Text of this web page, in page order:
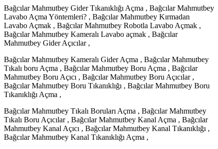
Bağcılar Mahmutbey Gider Tıkanıklığı Açma , Bağcılar Mahmutbey
Lavabo Açma Yöntemleri? , Bağcılar Mahmutbey Kırmadan
Lavabo Açmak , Bağcılar Mahmutbey Robotla Lavabo Açmak ,
Bağcılar Mahmutbey Kameralı Lavabo açmak , Bağcılar
Mahmutbey Gider Açıcılar ,
Bağcılar Mahmutbey Kameralı Gider Açma , Bağcılar Mahmutbey
Tıkalı boru Açma , Bağcılar Mahmutbey Boru Açma , Bağcılar
Mahmutbey Boru Açıcı , Bağcılar Mahmutbey Boru Açıcılar ,
Bağcılar Mahmutbey Boru Tıkanıklığı , Bağcılar Mahmutbey Boru
Tıkanıklığı Açma ,
Bağcılar Mahmutbey Tıkalı Boruları Açma , Bağcılar Mahmutbey
Tıkalı Boru Açıcılar , Bağcılar Mahmutbey Kanal Açma , Bağcılar
Mahmutbey Kanal Açıcı , Bağcılar Mahmutbey Kanal Tıkanıklığı ,
Bağcılar Mahmutbey Kanal Tıkanıklığı Açma ,